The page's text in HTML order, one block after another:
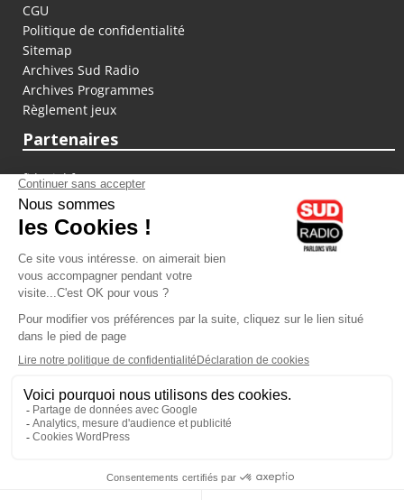
CGU
Politique de confidentialité
Sitemap
Archives Sud Radio
Archives Programmes
Règlement jeux
Partenaires
fiducial.fr
lyoncapitale.fr
olympique-et-lyonnais.com
L'application Iphone / Android
Téléchargez l'application
Les cookies
Gestion des cookies
Crédit photos : ©Sud Radio / Pierre Olivier